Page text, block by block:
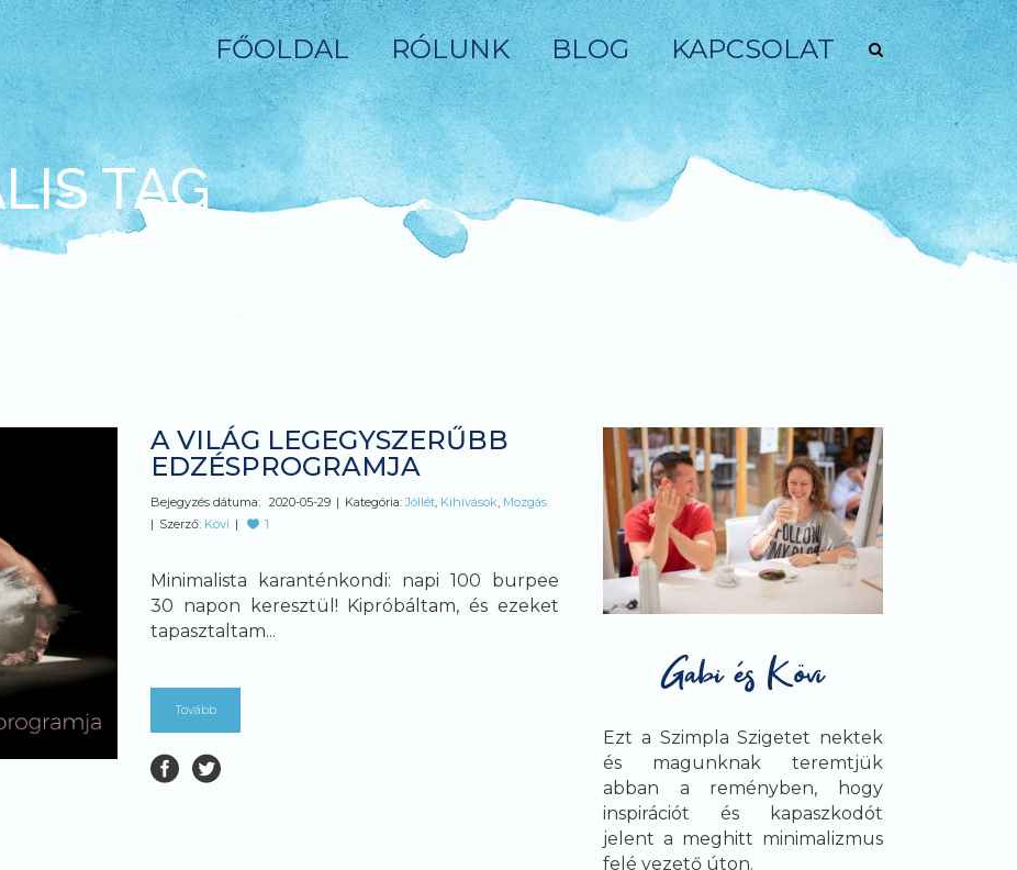
FŐOLDAL RÓLUNK BLOG KAPCSOLAT
TAG
A VILÁG LEGEGYSZERŰBB
EDZÉSPROGRAMJA
Bejegyzés dátuma: 2020-05-29 Kategória:Jóllét, Kihívások, Mozgás
Szerző: Kövi 1
Minimalista karanténkondi: napi 100 burpee
30 napon keresztül! Kipróbáltam, és ezeket
tapasztaltam...
Tovább
Ezt a Szimpla Szigetet nektek
és magunknak teremtjük
abban a reményben, hogy
inspirációt és kapaszkodót
jelent a meghitt minimalizmus
felé vezető úton.